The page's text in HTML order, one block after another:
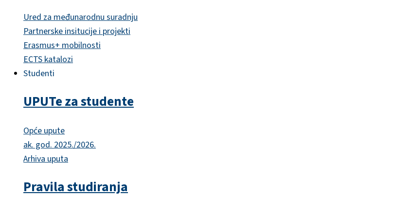
Ured za međunarodnu suradnju
Partnerske insitucije i projekti
Erasmus+ mobilnosti
ECTS katalozi
Studenti
UPUTe za studente
Opće upute
ak. god. 2025./2026.
Arhiva uputa
Pravila studiranja